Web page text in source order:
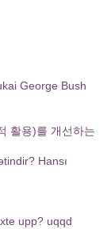
George Bush
활용)를 개선하는
Hansı
upp? uqqd